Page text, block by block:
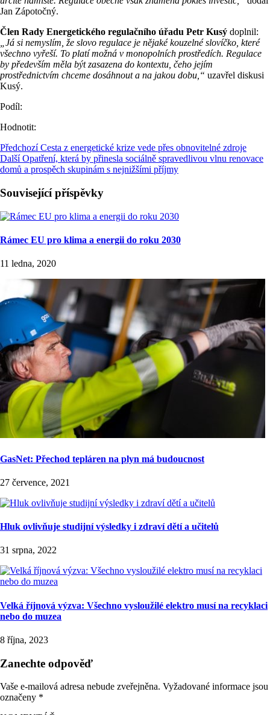
Jan Zápotočný.
Člen Rady Energetického regulačního úřadu Petr Kusý doplnil:
„Já si nemyslím, že slovo regulace je nějaké kouzelné slovíčko, které
všechno vyřeší. To platí možná v monopolních prostředích. Regulace
by především měla být zasazena do kontextu, čeho jejím
prostřednictvím chceme dosáhnout a na jakou dobu,“ uzavřel diskusi
Kusý.
Podíl:
Hodnotit:
Předchozí Cesta z energetické krize vede přes obnovitelné zdroje
Další Opatření, která by přinesla sociálně spravedlivou vlnu renovace
domů a prospěch skupinám s nejnižšími příjmy
Související příspěvky
Rámec EU pro klima a energii do roku 2030
11 ledna, 2020
GasNet: Přechod tepláren na plyn má budoucnost
27 července, 2021
Hluk ovlivňuje studijní výsledky i zdraví dětí a učitelů
31 srpna, 2022
Velká říjnová výzva: Všechno vysloužilé elektro musí na recyklaci
nebo do muzea
8 října, 2023
Zanechte odpověď
Vaše e-mailová adresa nebude zveřejněna. Vyžadované informace jsou
označeny *